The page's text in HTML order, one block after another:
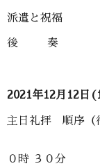
派遣と祝福
後 奏
2021年12月12日
主日礼拝 順序（
開
０時 ３０分